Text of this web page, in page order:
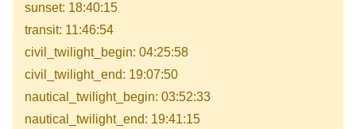
sunset: 18:40:15
transit: 11:46:54
civil_twilight_begin: 04:25:58
civil_twilight_end: 19:07:50
nautical_twilight_begin: 03:52:33
nautical_twilight_end: 19:41:15